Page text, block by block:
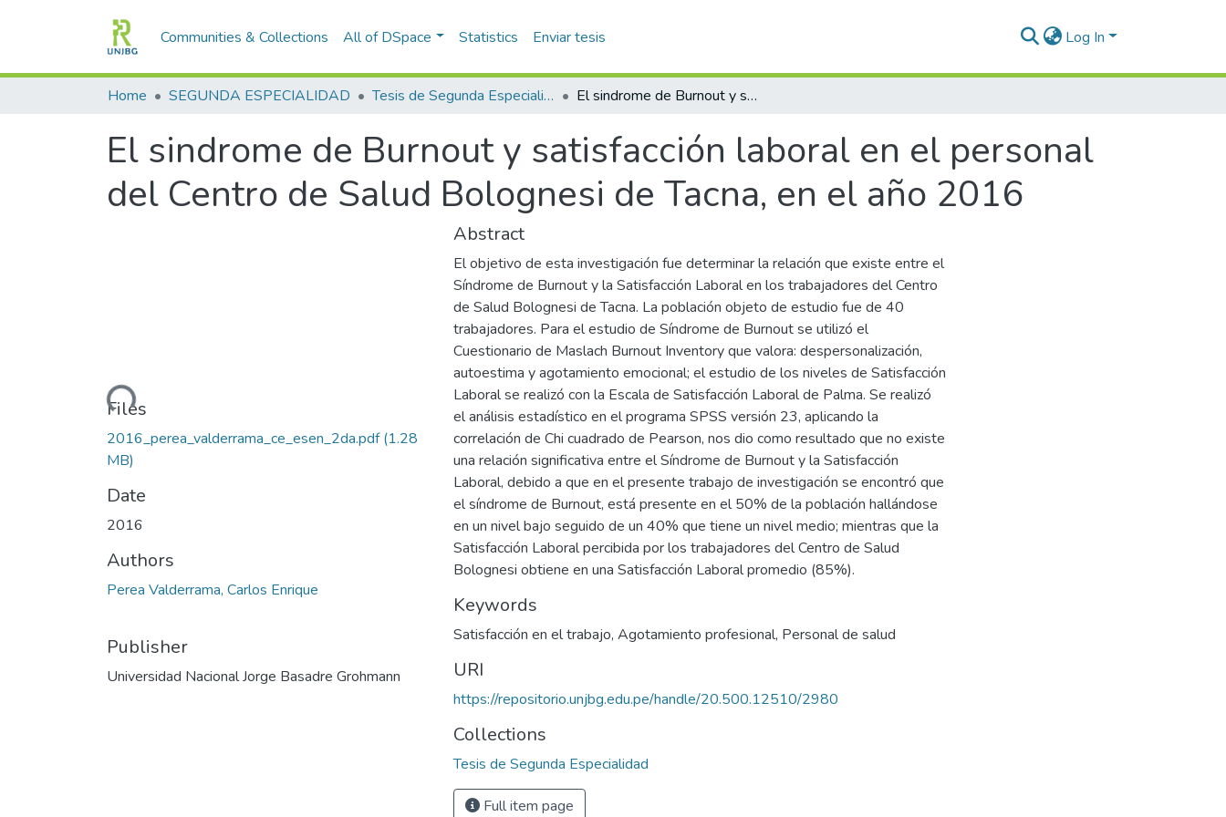
Communities & Collections All of DSpace Statistics Enviar tesis Log In
Home SEGUNDA ESPECIALIDAD Tesis de Segunda Especialidad El sindrome de Burnout y satisfacción laboral en el personal del Centro de Salud Bolognesi de Tacna, en el año 2016
El sindrome de Burnout y satisfacción laboral en el personal
del Centro de Salud Bolognesi de Tacna, en el año 2016
Loading...
Files
2016_perea_valderrama_ce_esen_2da.pdf(1.28
MB)
Date
2016
Authors
Perea Valderrama, Carlos Enrique
Publisher
Universidad Nacional Jorge Basadre Grohmann
Abstract
El objetivo de esta investigación fue determinar la relación que existe entre el
Síndrome de Burnout y la Satisfacción Laboral en los trabajadores del Centro
de Salud Bolognesi de Tacna. La población objeto de estudio fue de 40
trabajadores. Para el estudio de Síndrome de Burnout se utilizó el
Cuestionario de Maslach Burnout Inventory que valora: despersonalización,
autoestima y agotamiento emocional; el estudio de los niveles de Satisfacción
Laboral se realizó con la Escala de Satisfacción Laboral de Palma. Se realizó
el análisis estadístico en el programa SPSS versión 23, aplicando la
correlación de Chi cuadrado de Pearson, nos dio como resultado que no existe
una relación significativa entre el Síndrome de Burnout y la Satisfacción
Laboral, debido a que en el presente trabajo de investigación se encontró que
el síndrome de Burnout, está presente en el 50% de la población hallándose
en un nivel bajo seguido de un 40% que tiene un nivel medio; mientras que la
Satisfacción Laboral percibida por los trabajadores del Centro de Salud
Bolognesi obtiene en una Satisfacción Laboral promedio (85%).
Keywords
Satisfacción en el trabajo, Agotamiento profesional, Personal de salud
URI
https://repositorio.unjbg.edu.pe/handle/20.500.12510/2980
Collections
Tesis de Segunda Especialidad
Full item page